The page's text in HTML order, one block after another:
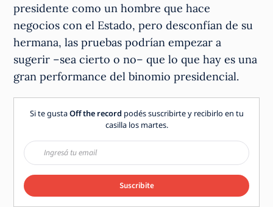
presidente como un hombre que hace
negocios con el Estado, pero desconfían de su
hermana, las pruebas podrían empezar a
sugerir –sea cierto o no– que lo que hay es una
gran performance del binomio presidencial.
Si te gustaOff the record podés suscribirte y recibirlo en tu
casilla los martes.
Suscribite